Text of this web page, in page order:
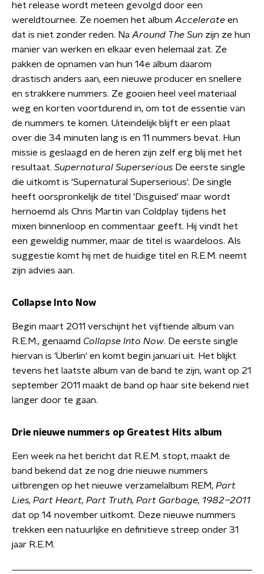
het release wordt meteen gevolgd door een
wereldtournee. Ze noemen het album Accelerate en
dat is niet zonder reden. Na Around The Sun zijn ze hun
manier van werken en elkaar even helemaal zat. Ze
pakken de opnamen van hun 14e album daarom
drastisch anders aan, een nieuwe producer en snellere
en strakkere nummers. Ze gooien heel veel materiaal
weg en korten voortdurend in, om tot de essentie van
de nummers te komen. Uiteindelijk blijft er een plaat
over die 34 minuten lang is en 11 nummers bevat. Hun
missie is geslaagd en de heren zijn zelf erg blij met het
resultaat. Supernatural Superserious De eerste single
die uitkomt is 'Supernatural Superserious'. De single
heeft oorspronkelijk de titel 'Disguised' maar wordt
hernoemd als Chris Martin van Coldplay tijdens het
mixen binnenloop en commentaar geeft. Hij vindt het
een geweldig nummer, maar de titel is waardeloos. Als
suggestie komt hij met de huidige titel en R.E.M. neemt
zijn advies aan.
Collapse Into Now
Begin maart 2011 verschijnt het vijftiende album van
R.E.M., genaamd Collapse Into Now. De eerste single
hiervan is 'Überlin' en komt begin januari uit. Het blijkt
tevens het laatste album van de band te zijn, want op 21
september 2011 maakt de band op haar site bekend niet
langer door te gaan.
Drie nieuwe nummers op Greatest Hits album
Een week na het bericht dat R.E.M. stopt, maakt de
band bekend dat ze nog drie nieuwe nummers
uitbrengen op het nieuwe verzamelalbum REM, Part
Lies, Part Heart, Part Truth, Part Garbage, 1982–2011
dat op 14 november uitkomt. Deze nieuwe nummers
trekken een natuurlijke en definitieve streep onder 31
jaar R.E.M.